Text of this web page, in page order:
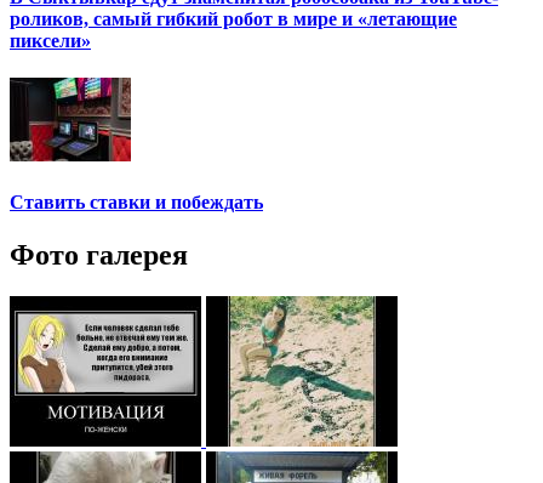
роликов, самый гибкий робот в мире и «летающие
пиксели»
Ставить ставки и побеждать
Фото галерея